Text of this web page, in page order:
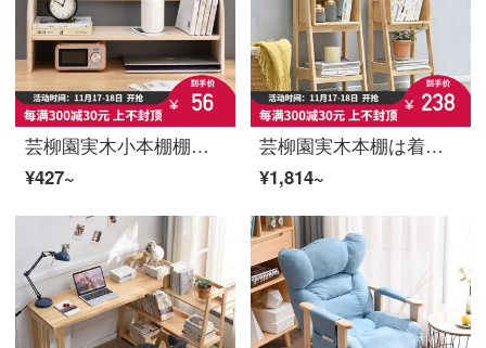
芸柳園実木小本棚棚簡易北欧デスクトップ本棚学生家庭用テーブル上創意セット書棚単層タイプ
¥427~
芸柳園実木本棚は着地が簡単で、現代客間棚は家庭用の戸棚棚の上の多層収納棚の二階の低い辺の戸棚【原木色】
¥1,814~